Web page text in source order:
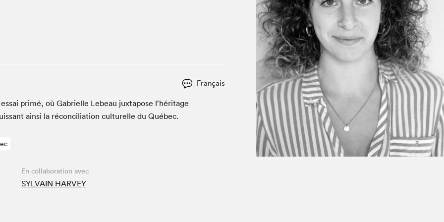
Matinées scolaires Hydro-Québec
À propos du Salon
Liste des exposant·e·s
Liste des auteur·rice·s
Français
primé, où Gabrielle Lebeau jux­ta­pose l’héritage
ain­si la réc­on­cil­i­a­tion cul­turelle du Québec.
En collaboration avec
SYLVAIN HARVEY